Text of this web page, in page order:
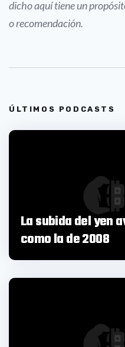
dicho aquí tiene un
o recomendación.
ÚLTIMOS PODCASTS
La subida del yen
como la de 2008